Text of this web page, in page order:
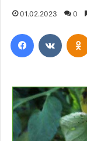
01.02.2023 0